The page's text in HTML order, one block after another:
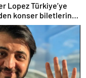
Lopez Türkiye’ye
konser biletlerine